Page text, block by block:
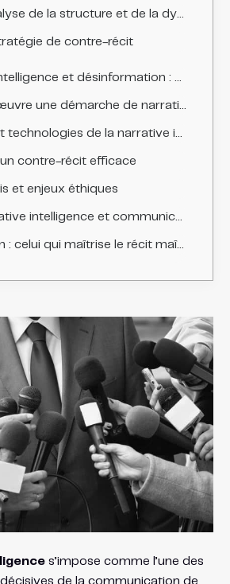
de la structure et de la dynamique du récit
de contre-récit
et désinformation : détecter l'attaque coordonnée
une démarche de narrative intelligence
de la narrative intelligence
contre-récit efficace
et enjeux éthiques
intelligence et communication de crise
qui maîtrise le récit maîtrise la crise
s’impose comme l’une des
de la communication de